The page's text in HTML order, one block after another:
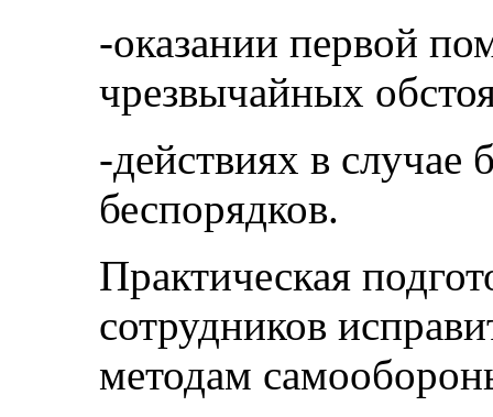
-оказании первой
чрезвычайных
-действиях в случае
беспорядков.
Практическая
сотрудников
методам